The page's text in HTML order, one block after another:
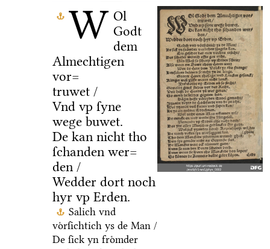
W Ol
Godt
dem
Almechtigen
vor=
truwet /
Vnd vp ſyne
wege buwet.
De kan nicht tho
ſchanden wer=
den /
Wedder dort noch
hyr vp Erden.
Salich vnd
voͤrſichtich ys de Man /
De ſick yn froͤmder